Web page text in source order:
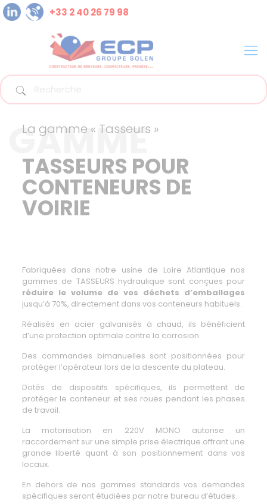
+33 2 40 26 79 98
GAMME
La gamme « Tasseurs »
TASSEURS POUR
CONTENEURS DE
VOIRIE
Fabriquées dans notre usine de Loire Atlantique nos
gammes de TASSEURS hydraulique sont conçues pour
réduire le volume de vos déchets d’emballages
jusqu’à 70%, directement dans vos conteneurs habituels.
Réalisés en acier galvanisés à chaud, ils bénéficient
d’une protection optimale contre la corrosion.
Des commandes bimanuelles sont positionnées pour
protéger l’opérateur lors de la descente du plateau.
Dotés de dispositifs spécifiques, ils permettent de
protéger le conteneur et ses roues pendant les phases
de travail.
La motorisation en 220V MONO autorise un
raccordement sur une simple prise électrique offrant une
grande liberté quant à son positionnement dans vos
locaux.
En dehors de nos gammes standards vos demandes
spécifiques seront étudiées par notre bureau d’études.